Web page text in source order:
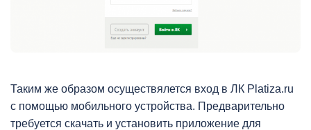
Таким же образом осуществялется вход в ЛК Platiza.ru
с помощью мобильного устройства. Предварительно
требуется скачать и установить приложение для